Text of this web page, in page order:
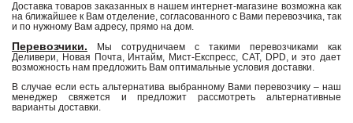
Доставка товаров заказанных в нашем интернет-магазине возможна как
на ближайшее к Вам отделение, согласованного с Вами перевозчика, так
и по нужному Вам адресу, прямо на дом.
Перевозчики. Мы сотрудничаем с такими перевозчиками как
Деливери, Новая Почта, Интайм, Мист-Експресс, САТ, DPD, и это дает
возможность нам предложить Вам оптимальные условия доставки.
В случае если есть альтернатива выбранному Вами перевозчику – наш
менеджер свяжется и предложит рассмотреть альтернативные
варианты доставки.